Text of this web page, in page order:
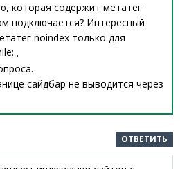
которая содержит метатег
подключается? Интересный
noindex только для
.
сайдбар не выводится через
ОТВЕТИТЬ